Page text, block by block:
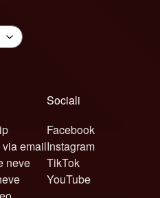
email
neve
Sociali
Facebook
Instagram
TikTok
YouTube